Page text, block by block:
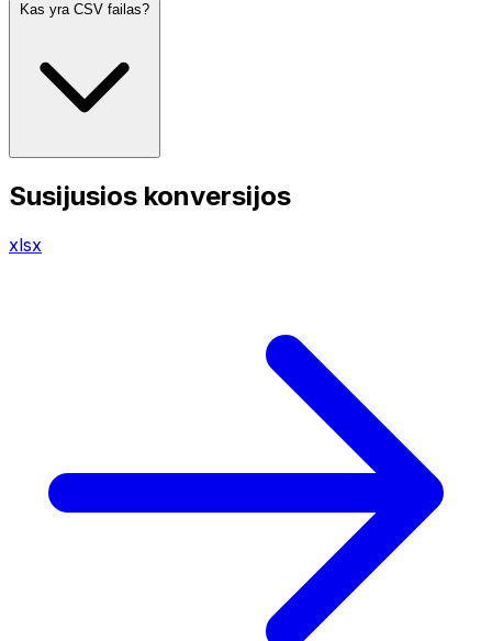
Kas yra CSV failas?
Susijusios konversijos
xlsx